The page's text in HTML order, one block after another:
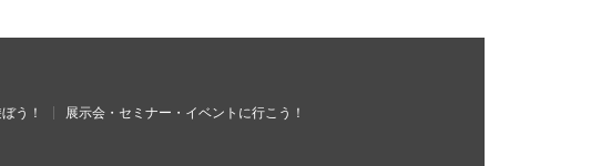
う！
展示会・セミナー・イベントに行こう！